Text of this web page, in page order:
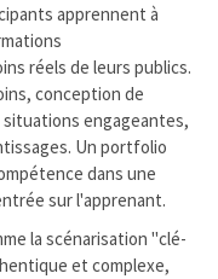
apprennent à
réels de leurs publics.
conception de
engageantes,
Un portfolio
dans une
sur l'apprenant.
la scénarisation "clé-
et complexe,